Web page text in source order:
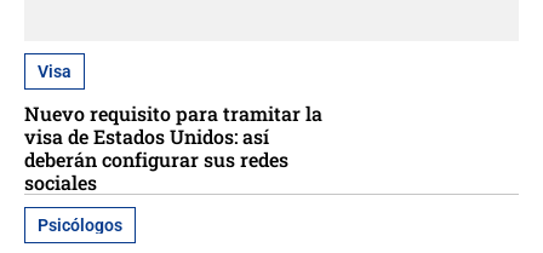
Visa
Nuevo requisito para tramitar la
visa de Estados Unidos: así
deberán configurar sus redes
sociales
Psicólogos